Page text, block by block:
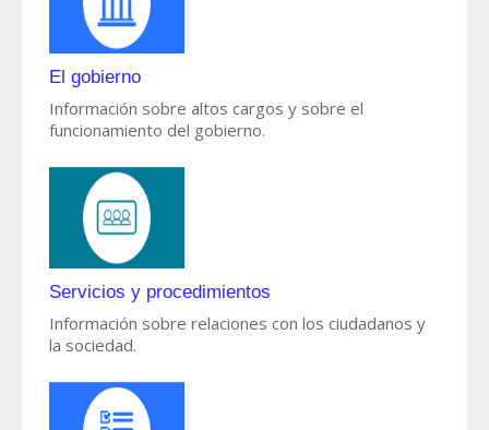
El gobierno
Información sobre altos cargos y sobre el
funcionamiento del gobierno.
Servicios y procedimientos
Información sobre relaciones con los ciudadanos y
la sociedad.